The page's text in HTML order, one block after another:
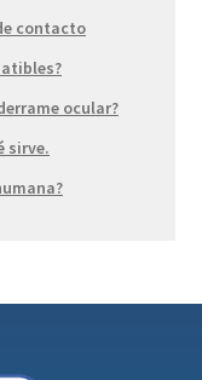
contacto
ocular?
sirve.